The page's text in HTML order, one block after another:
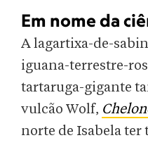
Em nome da
A lagartixa-de-
iguana-terrestre-
tartaruga-gigante
vulcão Wolf,
norte de Isabela ter